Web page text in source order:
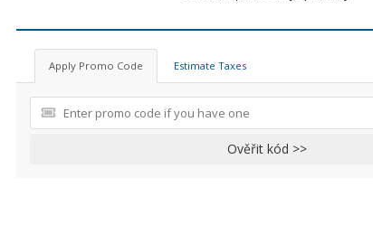
Apply Promo Code Estimate Taxes
Ověřit kód >>